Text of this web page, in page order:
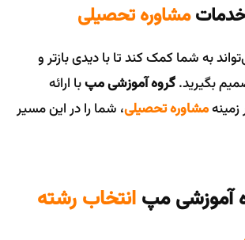
مشاوره تحصیلی
به شما کمک کند تا با دیدی بازتر و
بگیرید.گروه آموزشی مپبا ارائه
مشاوره تحصیلی، شما را در این مسیر
آموزشی مپ انتخاب رشته